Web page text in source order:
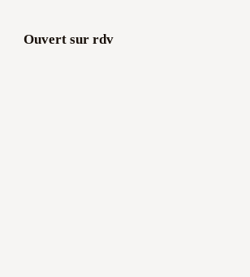
Ouvert sur rdv